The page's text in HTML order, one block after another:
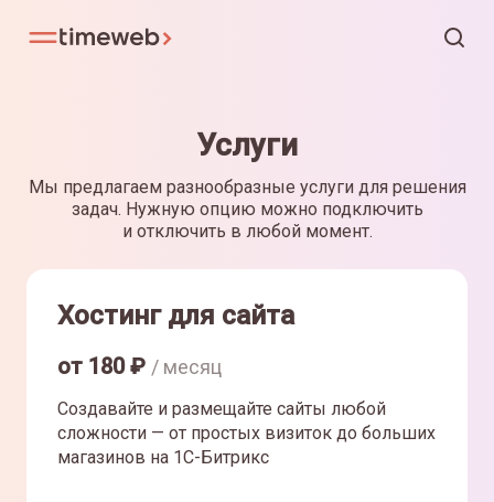
Услуги
Мы предлагаем разнообразные услуги для решения
задач. Нужную опцию можно подключить
и отключить в любой момент.
Хостинг для сайта
от 180₽ / месяц
Создавайте и размещайте сайты любой
сложности — от простых визиток до больших
магазинов на 1С-Битрикс